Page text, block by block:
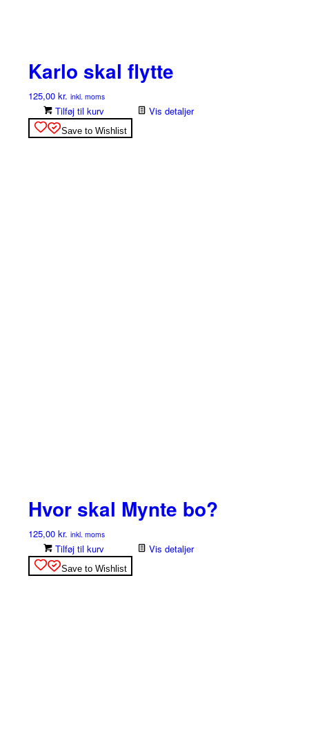
Karlo skal flytte
125,00 kr. inkl. moms
Tilføj til kurv Vis detaljer
Save to Wishlist
Hvor skal Mynte bo?
125,00 kr. inkl. moms
Tilføj til kurv Vis detaljer
Save to Wishlist